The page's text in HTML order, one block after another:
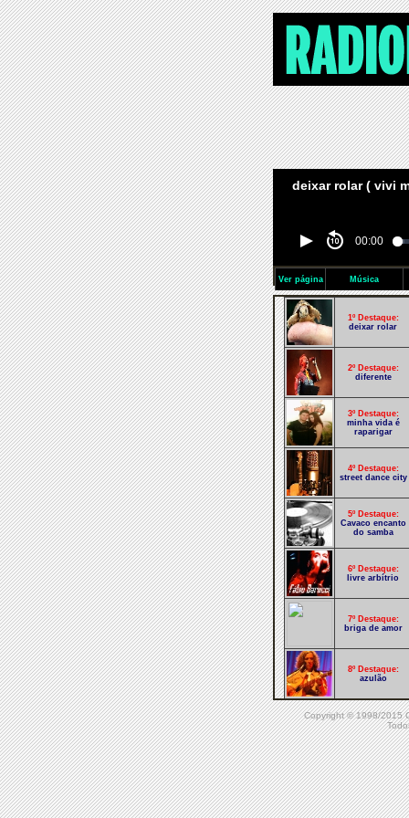
deixar rolar ( vivi
00:00
Ver página Música
1º Destaque:
deixar rolar
2º Destaque:
diferente
3º Destaque:
minha vida é
raparigar
4º Destaque:
street dance city
5º Destaque:
Cavaco encanto
do samba
6º Destaque:
livre arbítrio
7º Destaque:
briga de amor
8º Destaque:
azulão
9º Destaque:
aqui e agora
10º Destaque:
todo seu
Copyright © 1998/2015